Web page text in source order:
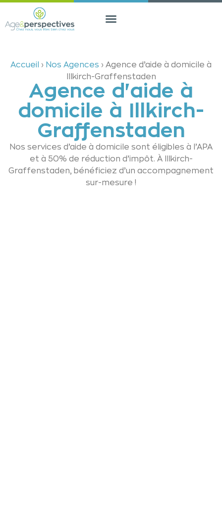
Accueil › Nos Agences › Agence d’aide à domicile à
Illkirch-Graffenstaden
Agence d'aide à
domicile à Illkirch-
Graffenstaden
Nos services d’aide à domicile sont éligibles à l’APA
et à 50% de réduction d’impôt. À
Illkirch-
Graffenstaden, bénéficiez d’un accompagnement
sur-mesure !